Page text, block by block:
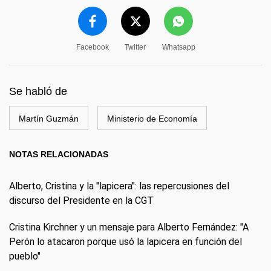
Facebook Twitter Whatsapp
Se habló de
Martín Guzmán Ministerio de Economía
NOTAS RELACIONADAS
Alberto, Cristina y la "lapicera": las repercusiones del
discurso del Presidente en la CGT
Cristina Kirchner y un mensaje para Alberto Fernández: "A
Perón lo atacaron porque usó la lapicera en función del
pueblo"